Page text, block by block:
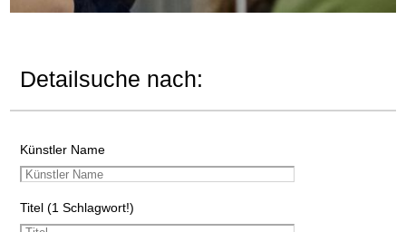
Detailsuche nach:
Künstler Name
Titel (1 Schlagwort!)